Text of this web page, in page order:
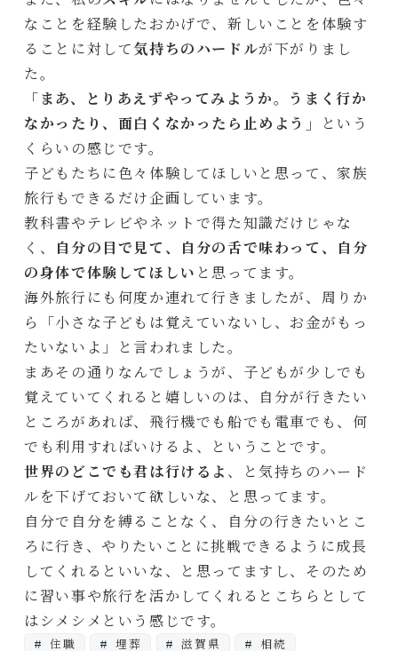
なことを経験したおかげで、新しいことを体験す
ることに対して気持ちのハードルが下がりまし
た。
「まあ、とりあえずやってみようか。うまく行か
なかったり、面白くなかったら止めよう」
という
くらいの感じです。
子どもたちに色々体験してほしいと思って、家族
旅行もできるだけ企画しています。
教科書やテレビやネットで得た知識だけじゃな
く、
自分の目で見て、自分の舌で味わって、自分
の身体で体験してほしい と思ってます。
海外旅行にも何度か連れて行きましたが、周りか
ら「小さな子どもは覚えていないし、お金がもっ
たいないよ」と言われました。
まあその通りなんでしょうが、子どもが少しでも
覚えていてくれると嬉しいのは、自分が行きたい
ところがあれば、飛行機でも船でも電車でも、何
でも利用すればいけるよ、ということです。
世界のどこでも君は行けるよ、と気持ちのハード
ルを下げておいて欲しいな、と思ってます。
自分で自分を縛ることなく、自分の行きたいとこ
ろに行き、やりたいことに挑戦できるように成長
してくれるといいな、と思ってますし、そのため
に習い事や旅行を活かしてくれるとこちらとして
はシメシメという感じです。
住職 埋葬 滋賀県 相続